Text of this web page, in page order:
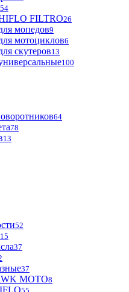
FILTRO26
мопедов9
мотоциклов6
скутеров13
100
64
78
13
52
15
37
37
MOTO8